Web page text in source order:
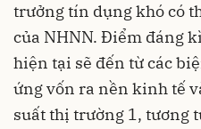
trưởng tín dụng khó có
của NHNN. Điểm đáng
hiện tại sẽ đến từ các
ứng vốn ra nền kinh tế
suất thị trường 1, tương